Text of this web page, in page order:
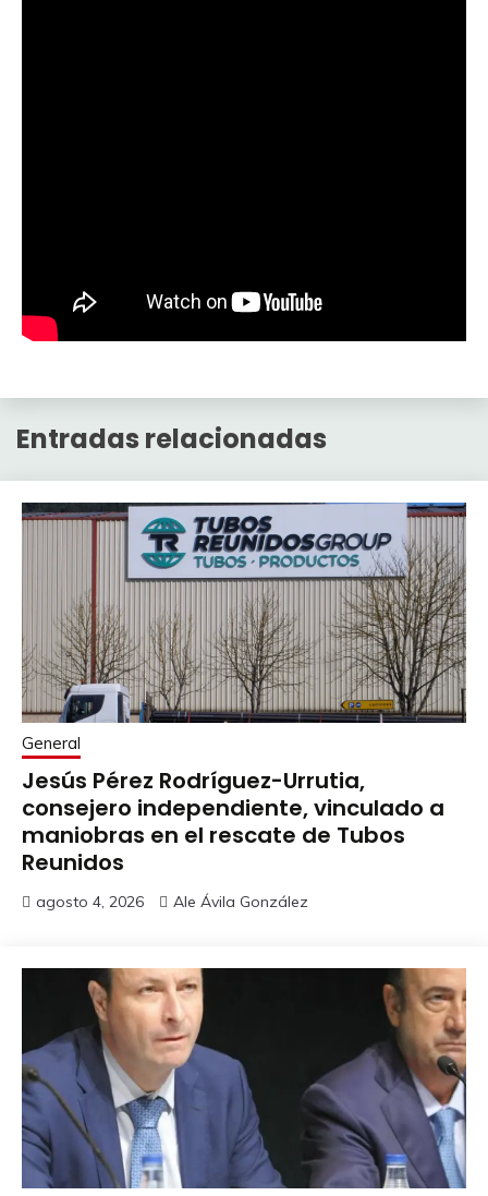
Entradas relacionadas
General
Jesús Pérez Rodríguez-Urrutia,
consejero independiente, vinculado a
maniobras en el rescate de Tubos
Reunidos
agosto 4, 2026 Ale Ávila González